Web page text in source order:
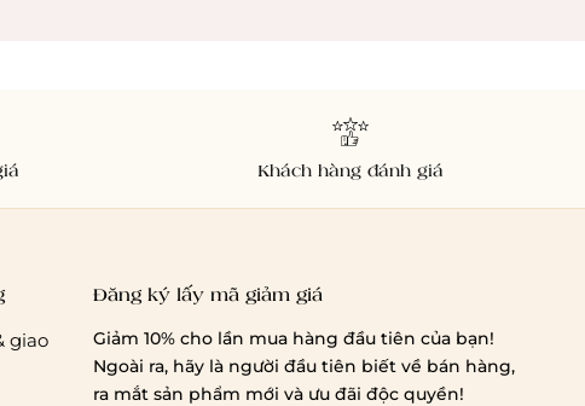
Chi phí giao hàng
Khách hàng đánh giá
giao
Đăng ký lấy mã giảm giá
Giảm 10% cho lần mua hàng đầu tiên của bạn!
Ngoài ra, hãy là người đầu tiên biết về bán hàng,
ra mắt sản phẩm mới và ưu đãi độc quyền!